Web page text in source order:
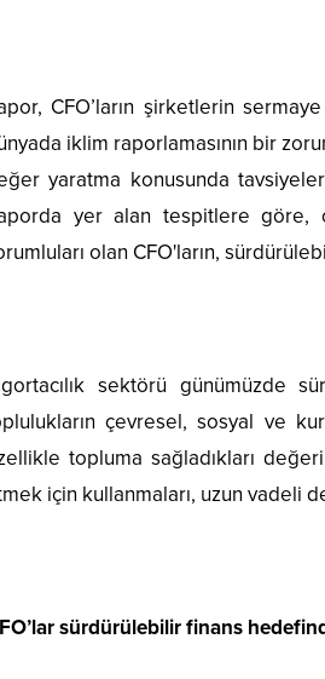
CFO’ların şirketlerin
iklim raporlamasının bir
yaratma konusunda
yer alan tespitlere göre,
olan CFO'ların,
sektörü günümüzde
çevresel, sosyal ve
topluma sağladıkları
için kullanmaları, uzun vadeli
sürdürülebilir finans